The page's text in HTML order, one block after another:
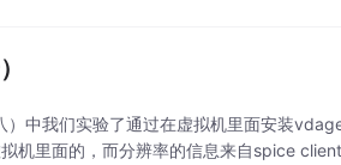
中我们实验了通过在虚拟机里面安装
机里面的，而分辨率的信息来自spice